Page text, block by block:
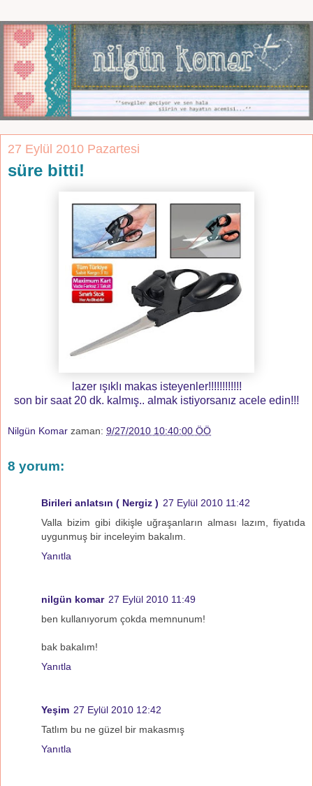
27 Eylül 2010 Pazartesi
süre bitti!
lazer ışıklı makas isteyenler!!!!!!!!!!!!
son bir saat 20 dk. kalmış.. almak istiyorsanız acele edin!!!
Nilgün Komar zaman: 9/27/2010 10:40:00 ÖÖ
8 yorum:
Birileri anlatsın ( Nergiz ) 27 Eylül 2010 11:42
Valla bizim gibi dikişle uğraşanların alması lazım, fiyatıda
uygunmuş bir inceleyim bakalım.
Yanıtla
nilgün komar 27 Eylül 2010 11:49
ben kullanıyorum çokda memnunum!
bak bakalım!
Yanıtla
Yeşim 27 Eylül 2010 12:42
Tatlım bu ne güzel bir makasmış
Yanıtla